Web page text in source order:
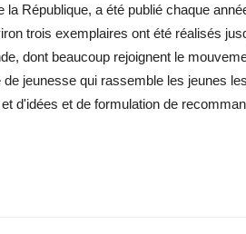
la République, a été publié chaque
trois exemplaires ont été réalisés
dont beaucoup rejoignent le
jeunesse qui rassemble les jeunes
d'idées et de formulation de